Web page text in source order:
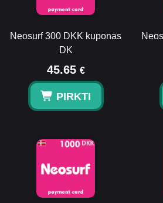
Neosurf 300 DKK kuponas
DK
45.65 €
PIRKTI